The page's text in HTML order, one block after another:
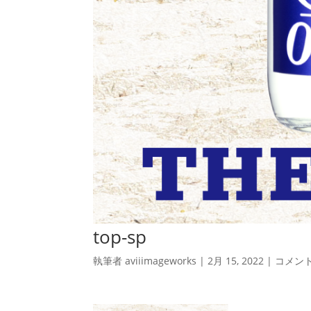
top-sp
執筆者aviiimageworks | 2月 15, 2022 | コメン